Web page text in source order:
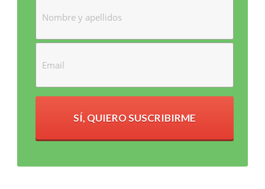
SÍ, QUIERO SUSCRIBIRME